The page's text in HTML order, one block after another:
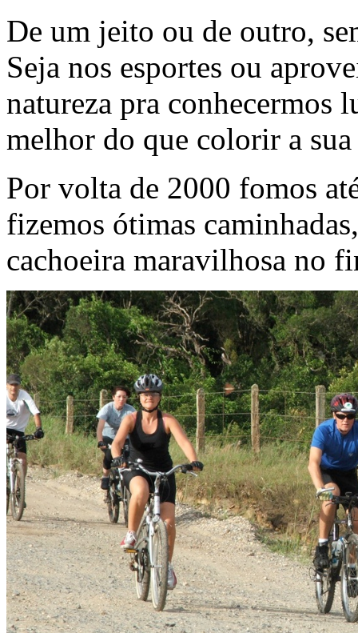
De um jeito ou de outro,
Seja nos esportes ou
natureza pra conhecermos
melhor do que colorir a
Por volta de 2000 fomos
fizemos ótimas
cachoeira maravilhosa no